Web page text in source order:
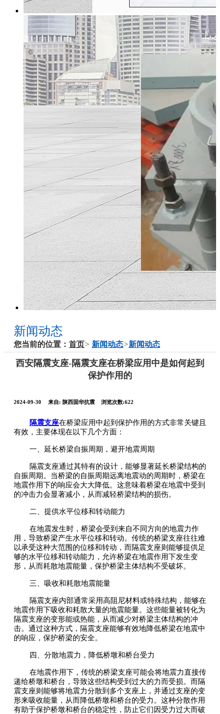
新闻动态
您当前的位置： 首页> 新闻动态>新闻动态
西安隔震支座-隔震支座在桥梁应用中是如何起到
保护作用的
2024-09-30 来自: 陕西固华抗震 浏览次数:622
隔震支座在桥梁应用中起到保护作用的方式非常关键且
有效，主要体现在以下几个方面：
一、延长桥梁自振周期，避开地震周期
隔震支座通过其特有的设计，能够显著延长桥梁结构的
自振周期。当桥梁的自振周期远离地震动的周期时，桥梁在
地震作用下的响应会大大降低。这意味着桥梁在地震中受到
的冲击力会显著减小，从而减轻桥梁结构的损伤。
二、提供水平位移和转动能力
在地震发生时，桥梁会受到来自不同方向的地震力作
用，导致桥梁产生水平位移和转动。传统的桥梁支座往往难
以承受这种大范围的位移和转动，而隔震支座则能够提供足
够的水平位移和转动能力，允许桥梁在地震作用下发生变
形，从而耗散地震能量，保护桥梁主体结构不受破坏。
三、吸收和耗散地震能量
隔震支座内部通常采用高阻尼材料或特殊结构，能够在
地震作用下吸收和耗散大量的地震能量。这些能量被转化为
隔震支座的变形能或热能，从而减少对桥梁主体结构的冲
击。通过这种方式，隔震支座能够有效地降低桥梁在地震中
的响应，保护桥梁的安全。
四、分散地震力，降低桥墩和桥台受力
在地震作用下，传统的桥梁支座可能会将地震力直接传
递给桥墩和桥台，导致这些结构受到过大的力而受损。而隔
震支座则能够将地震力分散到多个支座上，并通过支座的变
形来吸收能量，从而降低桥墩和桥台的受力。这种分散作用
有助于保护桥墩和桥台的稳定性，防止它们因受力过大而破